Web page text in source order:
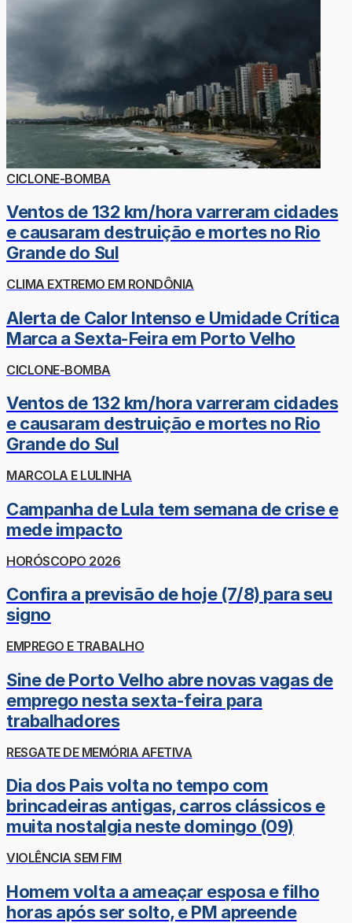
CICLONE-BOMBA
Ventos de 132 km/hora varreram cidades
e causaram destruição e mortes no Rio
Grande do Sul
CLIMA EXTREMO EM RONDÔNIA
Alerta de Calor Intenso e Umidade Crítica
Marca a Sexta-Feira em Porto Velho
CICLONE-BOMBA
Ventos de 132 km/hora varreram cidades
e causaram destruição e mortes no Rio
Grande do Sul
MARCOLA E LULINHA
Campanha de Lula tem semana de crise e
mede impacto
HORÓSCOPO 2026
Confira a previsão de hoje (7/8) para seu
signo
EMPREGO E TRABALHO
Sine de Porto Velho abre novas vagas de
emprego nesta sexta-feira para
trabalhadores
RESGATE DE MEMÓRIA AFETIVA
Dia dos Pais volta no tempo com
brincadeiras antigas, carros clássicos e
muita nostalgia neste domingo (09)
VIOLÊNCIA SEM FIM
Homem volta a ameaçar esposa e filho
horas após ser solto, e PM apreende